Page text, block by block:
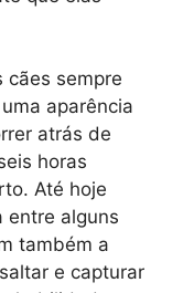
cães sempre
aparência
atrás de
horas
Até hoje
entre alguns
também a
e capturar